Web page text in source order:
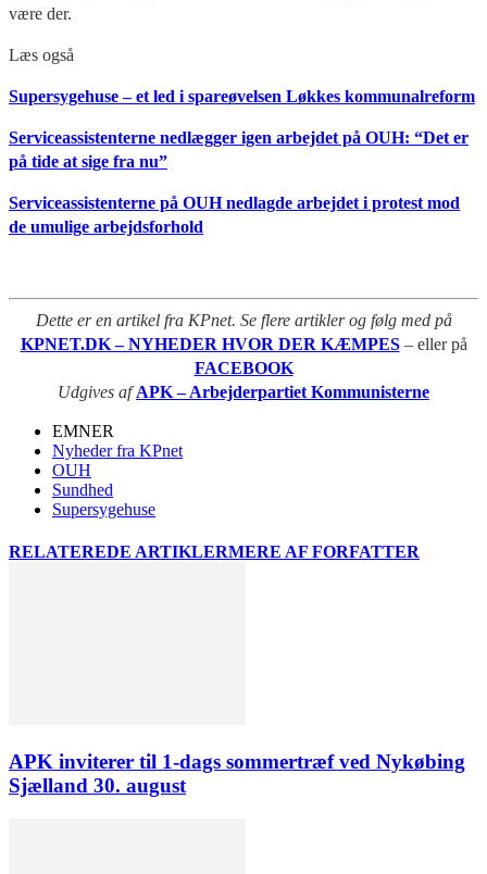
være der.
Læs også
Supersygehuse – et led i spareøvelsen Løkkes kommunalreform
Serviceassistenterne nedlægger igen arbejdet på OUH: “Det er
på tide at sige fra nu”
Serviceassistenterne på OUH nedlagde arbejdet i protest mod
de umulige arbejdsforhold
Dette er en artikel fra KPnet. Se flere artikler og følg med på
KPNET.DK – NYHEDER HVOR DER KÆMPES – eller på
FACEBOOK
Udgives afAPK – Arbejderpartiet Kommunisterne
EMNER
Nyheder fra KPnet
OUH
Sundhed
Supersygehuse
RELATEREDE ARTIKLERMERE AF FORFATTER
APK inviterer til 1-dags sommertræf ved Nykøbing
Sjælland 30. august